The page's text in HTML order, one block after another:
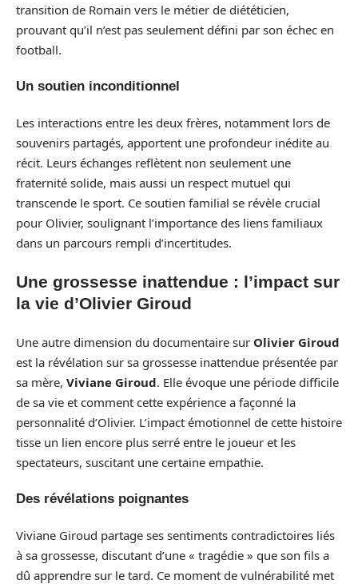
transition de Romain vers le métier de diététicien,
prouvant qu’il n’est pas seulement défini par son échec en
football.
Un soutien inconditionnel
Les interactions entre les deux frères, notamment lors de
souvenirs partagés, apportent une profondeur inédite au
récit. Leurs échanges reflètent non seulement une
fraternité solide, mais aussi un respect mutuel qui
transcende le sport. Ce soutien familial se révèle crucial
pour Olivier, soulignant l’importance des liens familiaux
dans un parcours rempli d’incertitudes.
Une grossesse inattendue : l’impact sur
la vie d’Olivier Giroud
Une autre dimension du documentaire sur Olivier Giroud
est la révélation sur sa grossesse inattendue présentée par
sa mère, Viviane Giroud. Elle évoque une période difficile
de sa vie et comment cette expérience a façonné la
personnalité d’Olivier. L’impact émotionnel de cette histoire
tisse un lien encore plus serré entre le joueur et les
spectateurs, suscitant une certaine empathie.
Des révélations poignantes
Viviane Giroud partage ses sentiments contradictoires liés
à sa grossesse, discutant d’une « tragédie » que son fils a
dû apprendre sur le tard. Ce moment de vulnérabilité met